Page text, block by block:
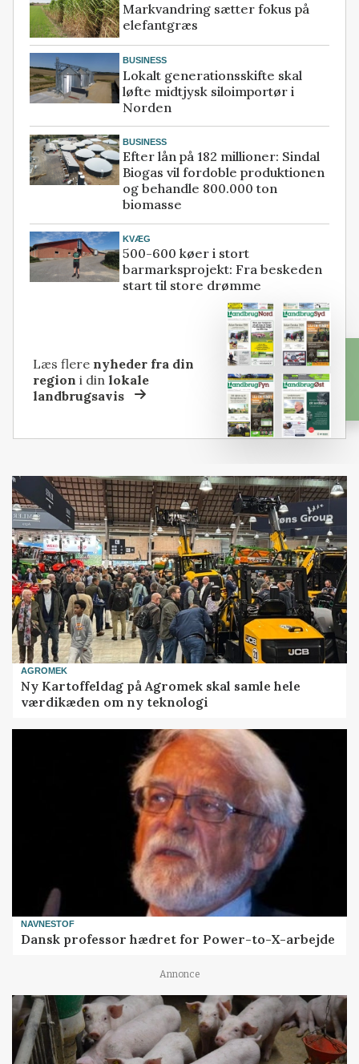
Markvandring sætter fokus på
elefantgræs
BUSINESS
Lokalt generationsskifte skal
løfte midtjysk siloimportør i
Norden
BUSINESS
Efter lån på 182 millioner: Sindal
Biogas vil fordoble produktionen
og behandle 800.000 ton
biomasse
KVÆG
500-600 køer i stort
barmarksprojekt: Fra beskeden
start til store drømme
Læs flere nyheder fra din
region i dinlokale
landbrugsavis
AGROMEK
Ny Kartoffeldag på Agromek skal samle hele
værdikæden om ny teknologi
NAVNESTOF
Dansk professor hædret for Power-to-X-arbejde
Annonce